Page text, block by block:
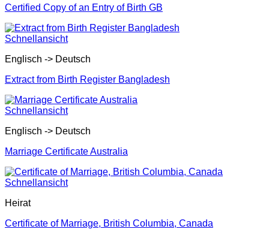
Certified Copy of an Entry of Birth GB
Schnellansicht
Englisch -> Deutsch
Extract from Birth Register Bangladesh
Schnellansicht
Englisch -> Deutsch
Marriage Certificate Australia
Schnellansicht
Heirat
Certificate of Marriage, British Columbia, Canada